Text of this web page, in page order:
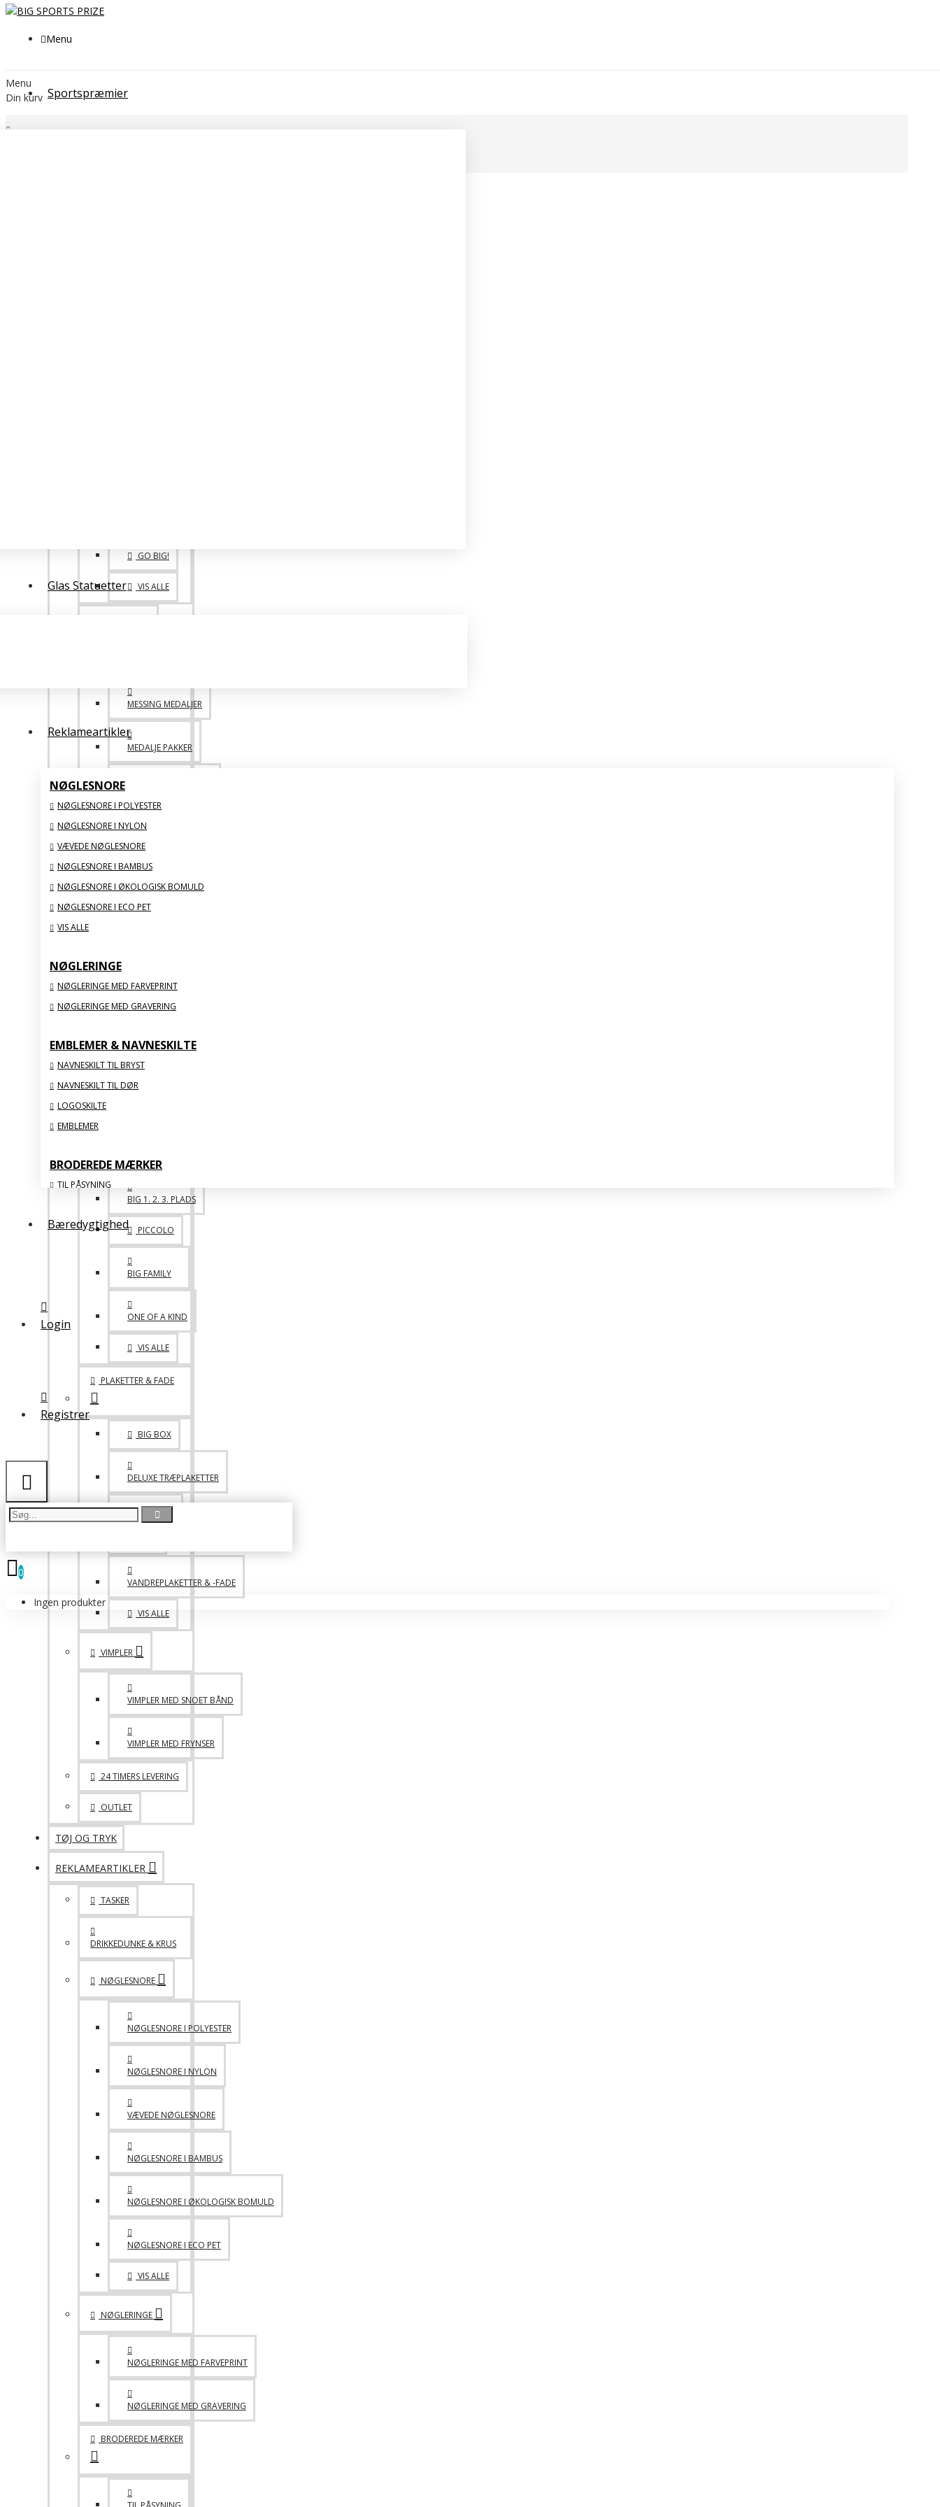
Menu
Din kurv
Menu
Sportspræmier
Glas Statuetter
Reklameartikler
NØGLESNORE
NØGLESNORE I POLYESTER
NØGLESNORE I NYLON
VÆVEDE NØGLESNORE
NØGLESNORE I BAMBUS
NØGLESNORE I ØKOLOGISK BOMULD
NØGLESNORE I ECO PET
VIS ALLE
NØGLERINGE
NØGLERINGE MED FARVEPRINT
NØGLERINGE MED GRAVERING
EMBLEMER & NAVNESKILTE
NAVNESKILT TIL BRYST
NAVNESKILT TIL DØR
LOGOSKILTE
EMBLEMER
BRODEREDE MÆRKER
TIL PÅSYNING
MED STRYGEBAGSIDE
ORGANISKE
MED FLOSSSEDE KANTER
LIDT BLANDET
DRIKKEDUNKE & KRUS
Bæredygtighed
Login
Registrer
0
Ingen produkter
GO BIG!
VIS ALLE
MESSING MEDALJER
MEDALJE PAKKER
SAML SELV BILLIGERE
VIS ALLE
GLAS STATUETTER
SPECIALE
VIS ALLE
STATUETTER & FIGURER
BIG 1. 2. 3. PLADS
PICCOLO
BIG FAMILY
ONE OF A KIND
VIS ALLE
PLAKETTER & FADE
BIG BOX
DELUXE TRÆPLAKETTER
PICCOLO
VANDREPLAKETTER & -FADE
VIS ALLE
VIMPLER
VIMPLER MED SNOET BÅND
VIMPLER MED FRYNSER
24 TIMERS LEVERING
OUTLET
TØJ OG TRYK
REKLAMEARTIKLER
TASKER
DRIKKEDUNKE & KRUS
NØGLESNORE
NØGLESNORE I POLYESTER
NØGLESNORE I NYLON
VÆVEDE NØGLESNORE
NØGLESNORE I BAMBUS
NØGLESNORE I ØKOLOGISK BOMULD
NØGLESNORE I ECO PET
VIS ALLE
NØGLERINGE
NØGLERINGE MED FARVEPRINT
NØGLERINGE MED GRAVERING
BRODEREDE MÆRKER